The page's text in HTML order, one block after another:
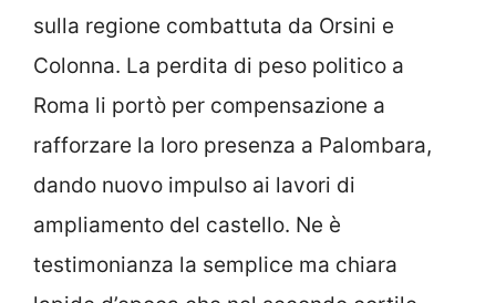
sulla regione combattuta da Orsini e
Colonna. La perdita di peso politico a
Roma li portò per compensazione a
rafforzare la loro presenza a Palombara,
dando nuovo impulso ai lavori di
ampliamento del castello. Ne è
testimonianza la semplice ma chiara